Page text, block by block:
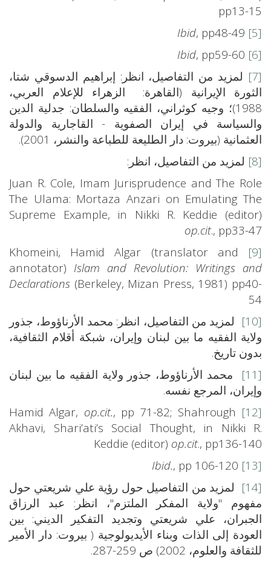
pp13-15
[5]
Ibid, pp48-49
[6]
Ibid, pp59-60
[7]
لمزيد من التفاصيل، انظر: إبراهيم الدسوقي شتا،
الثورة الإيرانية (القاهرة: الزهراء للإعلام العربي،
1988)؛ وجيه كوثراني، الفقيه والسلطان: جدلية الدين
والسياسة في إيران الصفوية - القاجارية والدولة
العثمانية (بيروت: دار الطليعة للطباعة والنشر، 2001).
[8]
لمزيد من التفاصيل، انظر:
Juan R. Cole, Imam Jurisprudence and The Role
The Ulama: Mortaza Anzari on Emulating The
Supreme Example, in Nikki R. Keddie (editor)
op.cit., pp33-47
[9]
Khomeini, Hamid Algar (translator and
annotator) Islam and Revolution: Writings and
Declarations (Berkeley, Mizan Press, 1981) pp40-
54
[10]
لمزيد من التفاصيل، انظر: محمد الأرناؤوط، جذور
ولاية الفقيه ما بين لبنان وإيران، شبكة أقلام الثقافية،
بدون تاريخ.
[11]
محمد الأرناؤوط، جذور ولاية الفقيه ما بين لبنان
وإيران، المرجع نفسه.
[12]
op.cit., pp 71-82; Shahrough
Akhavi, Shari’ati’s Social Thought, in Nikki R.
Keddie (editor) op.cit., pp136-140
[13]
Ibid., pp 106-120
[14]
لمزيد من التفاصيل حول رؤية علي شريعتي حول
مفهوم "ولاية المفكر الملتزم"، انظر: عبد الرزاق
الجبران، علي شريعتي وتجديد التفكير الديني: بين
العودة إلى الذات وبناء الأيديولوجية ( بيروت: دار الأمير
للثقافة والعلوم، 2002) ص 259-287.